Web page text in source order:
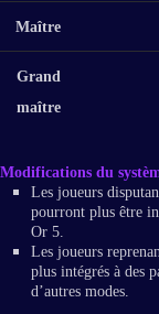
Maître
Grand
maître
Modifications du
Les joueurs
pourront plus être
Or 5.
Les joueurs
plus intégrés à des
d’autres modes.